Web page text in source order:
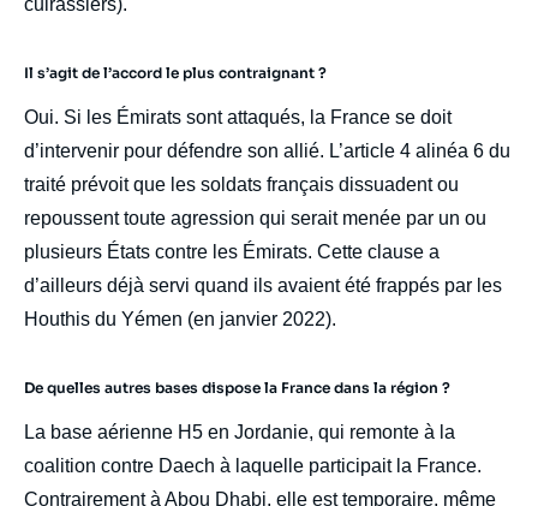
Il s’agit de l’accord le plus contraignant ?
Oui. Si les Émirats sont attaqués, la France se doit
d’intervenir pour défendre son allié. L’article 4 alinéa 6 du
traité prévoit que les soldats français dissuadent ou
repoussent toute agression qui serait menée par un ou
plusieurs États contre les Émirats. Cette clause a
d’ailleurs déjà servi quand ils avaient été frappés par les
Houthis du Yémen (en janvier 2022).
De quelles autres bases dispose la France dans la région ?
La base aérienne H5 en Jordanie, qui remonte à la
coalition contre Daech à laquelle participait la France.
Contrairement à Abou Dhabi, elle est temporaire, même